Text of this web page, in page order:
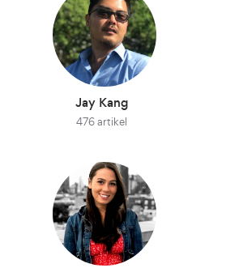
Jay Kang
476 artikel